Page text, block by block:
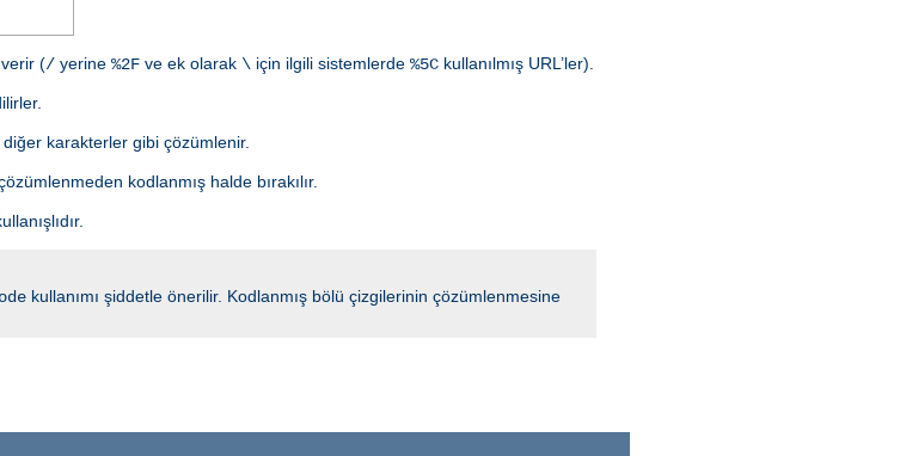
(/ yerine %2F ve ek olarak \ için ilgili sistemlerde %5C kullanılmış URL’ler).
karakterler gibi çözümlenir.
kodlanmış halde bırakılır.
kullanımı şiddetle önerilir. Kodlanmış bölü çizgilerinin çözümlenmesine